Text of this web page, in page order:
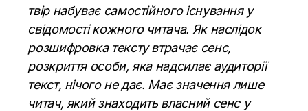
твір набуває самостійного існування у
свідомості кожного читача. Як наслідок
розшифровка тексту втрачає сенс,
розкриття особи, яка надсилає аудиторії
текст, нічого не дає. Має значення лише
читач, який знаходить власний сенс у